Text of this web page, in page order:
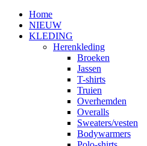
Home
NIEUW
KLEDING
Herenkleding
Broeken
Jassen
T-shirts
Truien
Overhemden
Overalls
Sweaters/vesten
Bodywarmers